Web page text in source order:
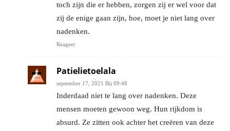
toch zijn die er hebben, zorgen zij er wel voor dat
zij de enige gaan zijn, hoe, moet je niet lang over
nadenken.
Reageer
Patielietoelala
september 17, 2021 Bij 09:48
Inderdaad niet te lang over nadenken. Deze
mensen moeten gewoon weg. Hun rijkdom is
absurd. Ze zitten ook achter het creëren van deze